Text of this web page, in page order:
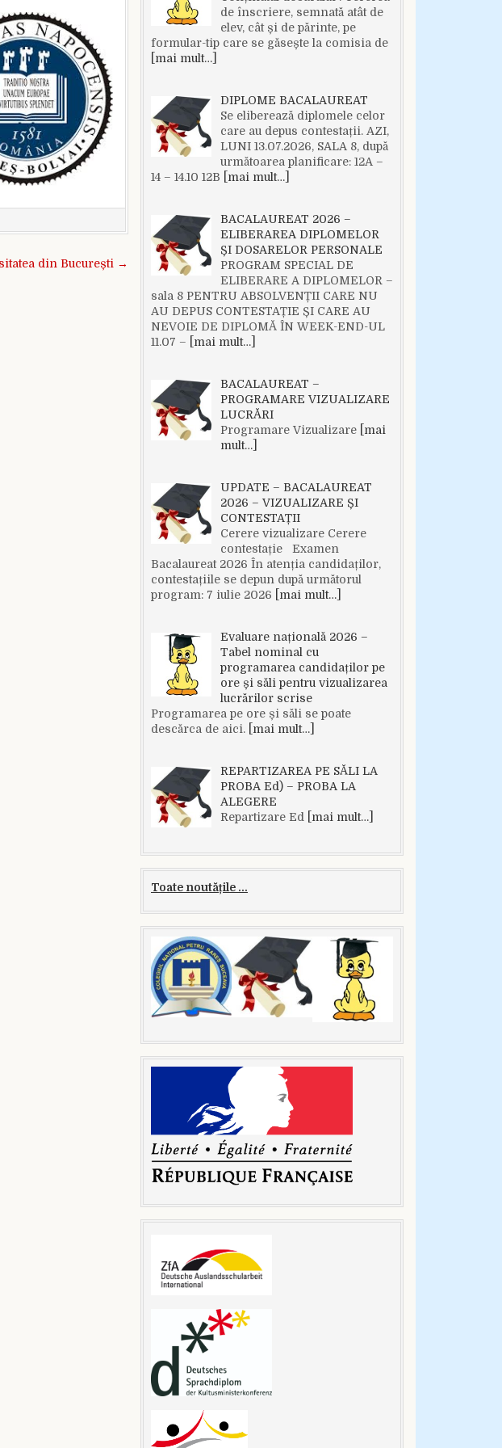
din București →
de înscriere, semnată atât de
elev, cât și de părinte, pe
formular-tip care se găsește la comisia de
[mai mult…]
DIPLOME BACALAUREAT
Se eliberează diplomele celor
care au depus contestații. AZI,
LUNI 13.07.2026, SALA 8, după
următoarea planificare: 12A –
14 – 14.10 12B
[mai mult…]
BACALAUREAT 2026 –
ELIBERAREA DIPLOMELOR
ȘI DOSARELOR PERSONALE
PROGRAM SPECIAL DE
ELIBERARE A DIPLOMELOR –
sala 8 PENTRU ABSOLVENȚII CARE NU
AU DEPUS CONTESTAȚIE ȘI CARE AU
NEVOIE DE DIPLOMĂ ÎN WEEK-END-UL
11.07 –
[mai mult…]
BACALAUREAT –
PROGRAMARE VIZUALIZARE
LUCRĂRI
Programare Vizualizare[mai
mult…]
UPDATE – BACALAUREAT
2026 – VIZUALIZARE ȘI
CONTESTAȚII
Cerere vizualizare Cerere
contestație Examen
Bacalaureat 2026 În atenția candidaților,
contestațiile se depun după următorul
program: 7 iulie 2026
[mai mult…]
Evaluare națională 2026 –
Tabel nominal cu
programarea candidaților pe
ore și săli pentru vizualizarea
lucrărilor scrise
Programarea pe ore și săli se poate
descărca de aici. [mai mult…]
REPARTIZAREA PE SĂLI LA
PROBA Ed) – PROBA LA
ALEGERE
Repartizare Ed
[mai mult…]
Toate noutățile ...